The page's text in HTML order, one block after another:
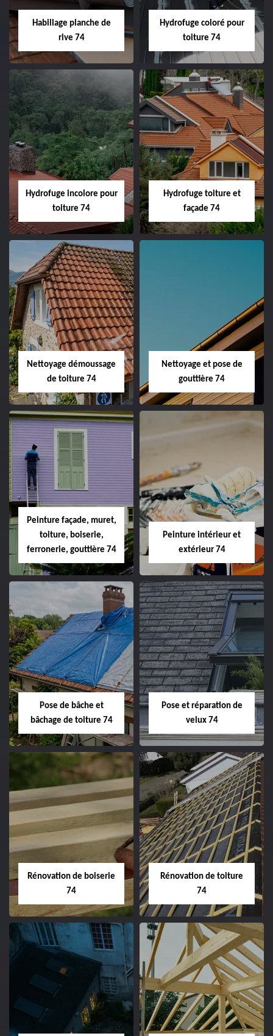
Habillage planche de
rive 74
Hydrofuge coloré pour
toiture 74
Hydrofuge incolore pour
toiture 74
Hydrofuge toiture et
façade 74
Nettoyage démoussage
de toiture 74
Nettoyage et pose de
gouttière 74
Peinture façade, muret,
toiture, boiserie,
ferronerie, gouttière 74
Peinture intérieur et
extérieur 74
Pose de bâche et
bâchage de toiture 74
Pose et réparation de
velux 74
Rénovation de boiserie
74
Rénovation de toiture
74